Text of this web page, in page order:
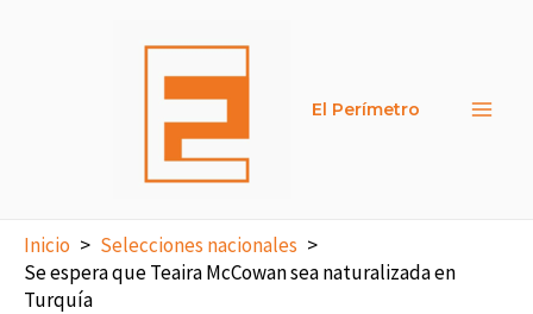
El Perímetro
Inicio
Selecciones nacionales
Se espera que Teaira McCowan sea naturalizada en
Turquía